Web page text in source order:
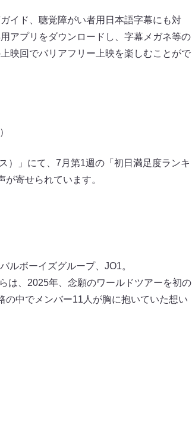
イド、聴覚障がい者用日本語字幕にも対
アプリをダウンロードし、字幕メガネ等の
映回でバリアフリー上映を楽しむことがで
）
）」にて、7月第1週の「初日満足度ランキ
寄せられています。
ルボーイズグループ、JO1。
は、2025年、念願のワールドツアーを初の
中でメンバー11人が胸に抱いていた想い